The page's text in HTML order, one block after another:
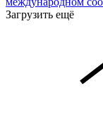
Загрузить ещё